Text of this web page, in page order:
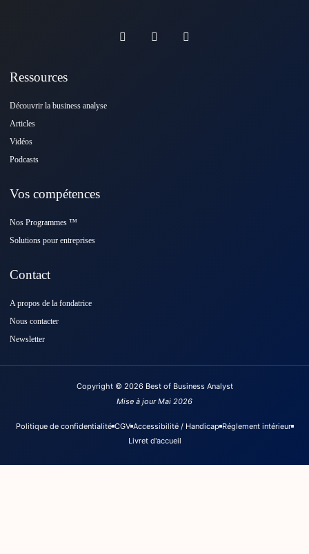
Ressources
Découvrir la business analyse
Articles
Vidéos
Podcasts
Vos compétences
Nos Programmes ™️
Solutions pour entreprises
Contact
A propos de la fondatrice
Nous contacter
Newsletter
Copyright © 2026 Best of Business Analyst
Mise à jour Mai 2026
Politique de confidentialité CGV Accessibilité / Handicap Réglement intérieur
Livret d'accueil